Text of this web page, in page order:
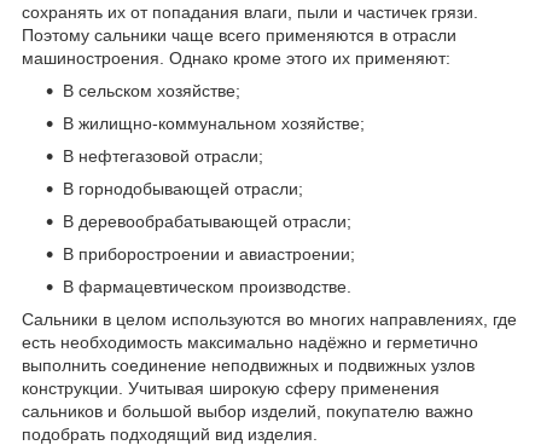
сохранять их от попадания влаги, пыли и частичек грязи.
Поэтому сальники чаще всего применяются в отрасли
машиностроения. Однако кроме этого их применяют:
В сельском хозяйстве;
В жилищно-коммунальном хозяйстве;
В нефтегазовой отрасли;
В горнодобывающей отрасли;
В деревообрабатывающей отрасли;
В приборостроении и авиастроении;
В фармацевтическом производстве.
Сальники в целом используются во многих направлениях, где
есть необходимость максимально надёжно и герметично
выполнить соединение неподвижных и подвижных узлов
конструкции. Учитывая широкую сферу применения
сальников и большой выбор изделий, покупателю важно
подобрать подходящий вид изделия.